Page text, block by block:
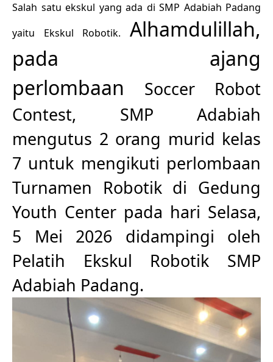
Salah satu ekskul yang ada di SMP Adabiah Padang
yaitu Ekskul Robotik. Alhamdulillah,
pada ajang
perlombaan
Soccer Robot
Contest, SMP Adabiah
mengutus 2 orang murid kelas
7 untuk mengikuti perlombaan
Turnamen Robotik di Gedung
Youth Center pada hari Selasa,
5 Mei 2026 didampingi oleh
Pelatih Ekskul Robotik SMP
Adabiah Padang.